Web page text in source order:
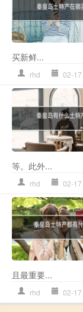
买新鲜...
rhd 02-17
等。此外...
rhd 02-17
且最重要...
rhd 02-17